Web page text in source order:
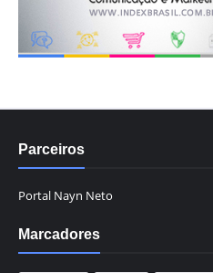
Parceiros
Portal Nayn Neto
Marcadores